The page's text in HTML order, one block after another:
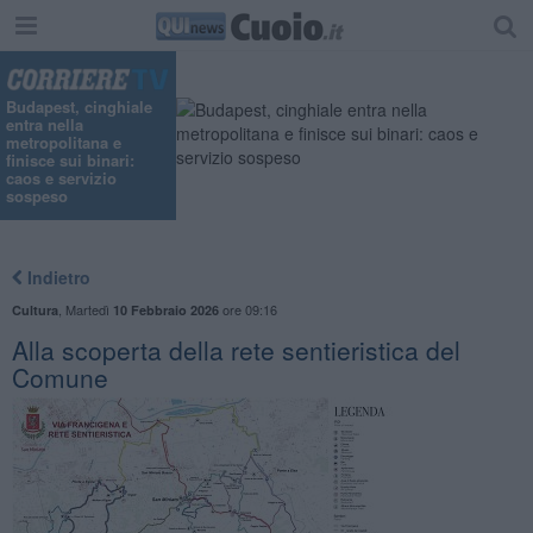
Budapest, cinghiale
entra nella
metropolitana e
finisce sui binari:
caos e servizio
sospeso
Indietro
Cultura Martedì 10 Febbraio 2026ore 09:16
Alla scoperta della rete sentieristica del
Comune